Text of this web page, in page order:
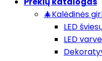
🎄Kalėdinės
LED
LED